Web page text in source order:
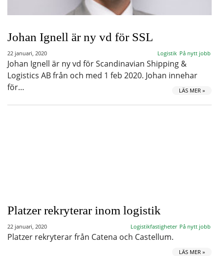
Johan Ignell är ny vd för SSL
22 januari, 2020 Logistik På nytt jobb
Johan Ignell är ny vd för Scandinavian Shipping &
Logistics AB från och med 1 feb 2020. Johan innehar
för…
LÄS MER »
Platzer rekryterar inom logistik
22 januari, 2020 Logistikfastigheter På nytt jobb
Platzer rekryterar från Catena och Castellum.
LÄS MER »